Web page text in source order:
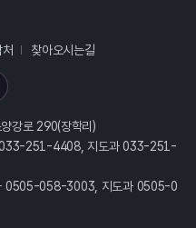
찾아오시는길
강로 290(장학리)
251-4408, 지도과 033-251-
0505-058-3003, 지도과 0505-0